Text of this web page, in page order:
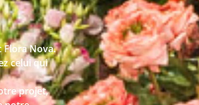
Flora Nova.
celui qui
projet,